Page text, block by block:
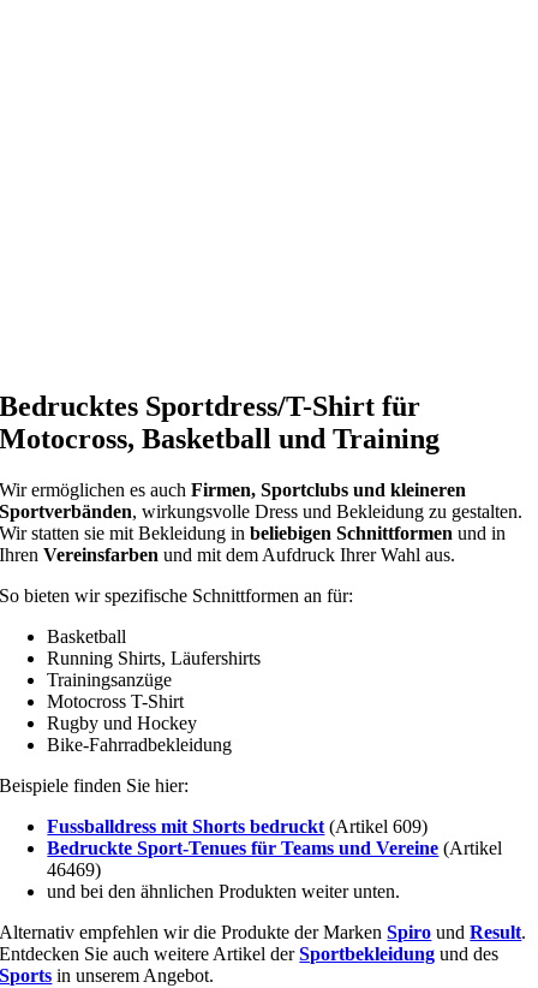
Bedrucktes Sportdress/T-Shirt für
Motocross, Basketball und Training
Wir ermöglichen es auchFirmen, Sportclubs und kleineren
Sportverbänden, wirkungsvolle Dress und Bekleidung zu gestalten.
Wir statten sie mit Bekleidung inbeliebigen Schnittformen und in
IhrenVereinsfarben und mit dem Aufdruck Ihrer Wahl aus.
So bieten wir spezifische Schnittformen an für:
Basketball
Running Shirts, Läufershirts
Trainingsanzüge
Motocross T-Shirt
Rugby und Hockey
Bike-Fahrradbekleidung
Beispiele finden Sie hier:
Fussballdress mit Shorts bedruckt (Artikel 609)
Bedruckte Sport-Tenues für Teams und Vereine (Artikel
46469)
und bei den ähnlichen Produkten weiter unten.
Alternativ empfehlen wir die Produkte der MarkenSpiro undResult.
Entdecken Sie auch weitere Artikel derSportbekleidung und des
Sports in unserem Angebot.